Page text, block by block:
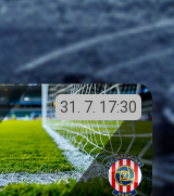
31. 7. 17:30